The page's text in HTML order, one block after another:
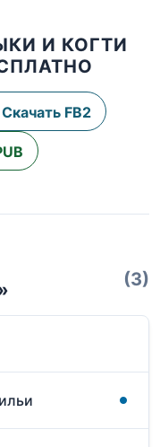
И КОГТИ
Скачать FB2
(3)